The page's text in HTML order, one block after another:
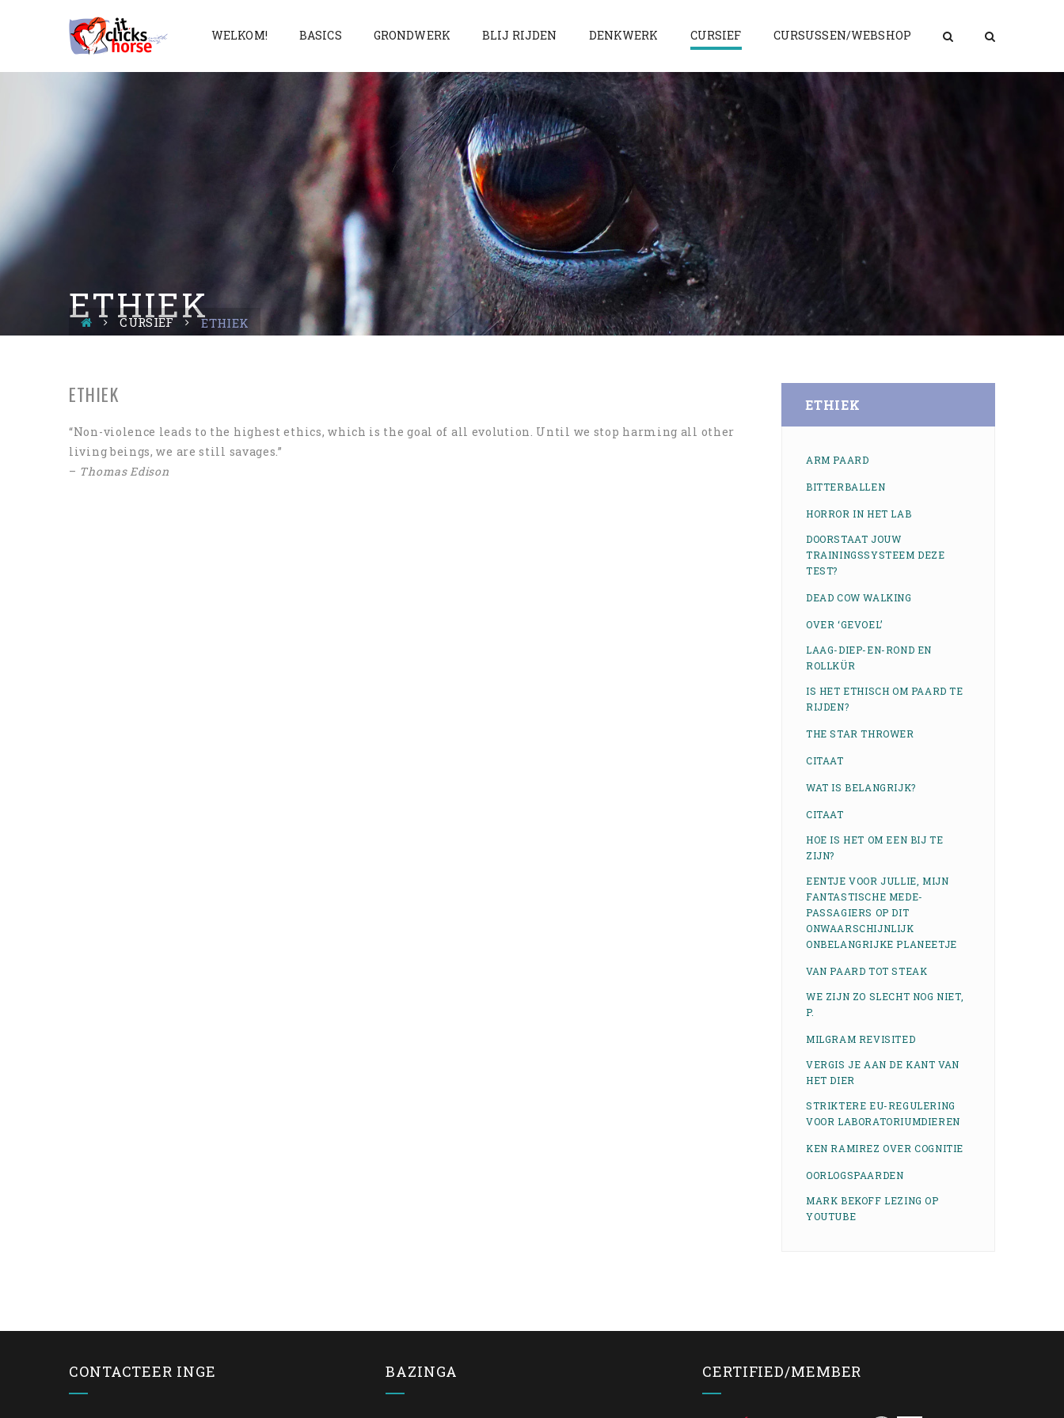
WELKOM! BASICS GRONDWERK BLIJ RIJDEN DENKWERK CURSIEF CURSUSSEN/WEBSHOP
ETHIEK
CURSIEF ETHIEK
ETHIEK
“Non-violence leads to the highest ethics, which is the goal of all evolution. Until we stop harming all other
living beings, we are still savages.”
– Thomas Edison
ETHIEK
ARM PAARD
BITTERBALLEN
HORROR IN HET LAB
DOORSTAAT JOUW
TRAININGSSYSTEEM DEZE
TEST?
DEAD COW WALKING
OVER ‘GEVOEL’
LAAG-DIEP-EN-ROND EN
ROLLKÜR
IS HET ETHISCH OM PAARD TE
RIJDEN?
THE STAR THROWER
CITAAT
WAT IS BELANGRIJK?
CITAAT
HOE IS HET OM EEN BIJ TE
ZIJN?
EENTJE VOOR JULLIE, MIJN
FANTASTISCHE MEDE-
PASSAGIERS OP DIT
ONWAARSCHIJNLIJK
ONBELANGRIJKE PLANEETJE
VAN PAARD TOT STEAK
WE ZIJN ZO SLECHT NOG NIET,
P.
MILGRAM REVISITED
VERGIS JE AAN DE KANT VAN
HET DIER
STRIKTERE EU-REGULERING
VOOR LABORATORIUMDIEREN
KEN RAMIREZ OVER COGNITIE
OORLOGSPAARDEN
MARK BEKOFF LEZING OP
YOUTUBE
CONTACTEER INGE BAZINGA CERTIFIED/MEMBER